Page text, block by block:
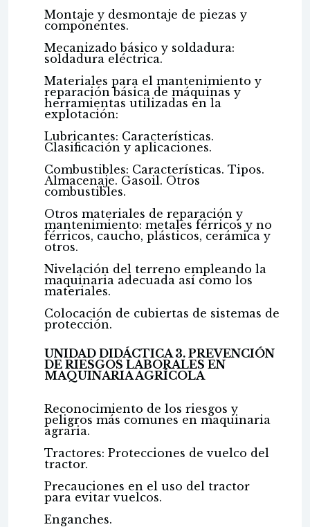
Montaje y desmontaje de piezas y
componentes.
Mecanizado básico y soldadura:
soldadura eléctrica.
Materiales para el mantenimiento y
reparación básica de máquinas y
herramientas utilizadas en la
explotación:
Lubricantes: Características.
Clasificación y aplicaciones.
Combustibles: Características. Tipos.
Almacenaje. Gasoil. Otros
combustibles.
Otros materiales de reparación y
mantenimiento: metales férricos y no
férricos, caucho, plásticos, cerámica y
otros.
Nivelación del terreno empleando la
maquinaria adecuada así como los
materiales.
Colocación de cubiertas de sistemas de
protección.
UNIDAD DIDÁCTICA 3. PREVENCIÓN
DE RIESGOS LABORALES EN
MAQUINARIA AGRÍCOLA
Reconocimiento de los riesgos y
peligros más comunes en maquinaria
agraria.
Tractores: Protecciones de vuelco del
tractor.
Precauciones en el uso del tractor
para evitar vuelcos.
Enganches.